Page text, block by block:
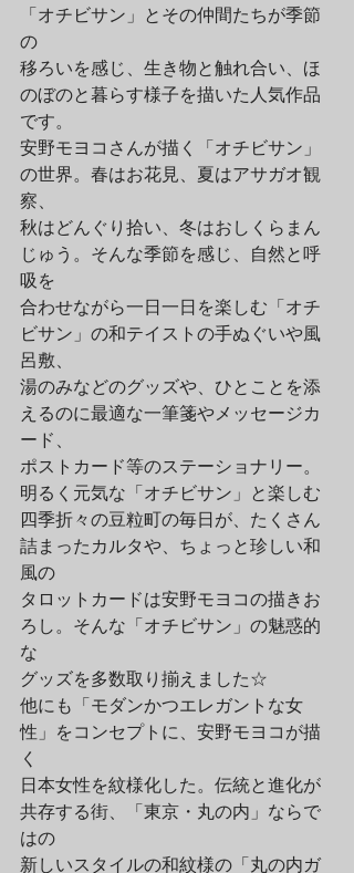
「オチビサン」とその仲間たちが季節
の
移ろいを感じ、生き物と触れ合い、ほ
のぼのと暮らす様子を描いた人気作品
です。
安野モヨコさんが描く「オチビサン」
の世界。春はお花見、夏はアサガオ観
察、
秋はどんぐり拾い、冬はおしくらまん
じゅう。そんな季節を感じ、自然と呼
吸を
合わせながら一日一日を楽しむ「オチ
ビサン」の和テイストの手ぬぐいや風
呂敷、
湯のみなどのグッズや、ひとことを添
えるのに最適な一筆箋やメッセージカ
ード、
ポストカード等のステーショナリー。
明るく元気な「オチビサン」と楽しむ
四季折々の豆粒町の毎日が、たくさん
詰まったカルタや、ちょっと珍しい和
風の
タロットカードは安野モヨコの描きお
ろし。そんな「オチビサン」の魅惑的
な
グッズを多数取り揃えました☆
他にも「モダンかつエレガントな女
性」をコンセプトに、安野モヨコが描
く
日本女性を紋様化した。伝統と進化が
共存する街、「東京・丸の内」ならで
はの
新しいスタイルの和紋様の「丸の内ガ